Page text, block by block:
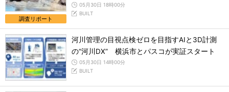
調査リポート
05月30日 18時00分
BUILT
河川管理の目視点検ゼロを目指すAIと3D計測
の“河川DX” 横浜市とパスコが実証スタート
05月30日 14時00分
BUILT